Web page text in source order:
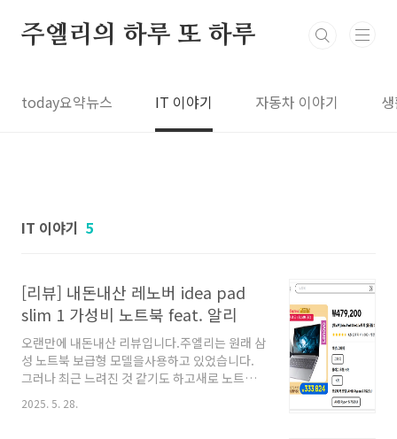
주엘리의 하루 또 하루
today요약뉴스 IT 이야기 자동차 이야기
IT 이야기 5
[리뷰] 내돈내산 레노버 idea pad
slim 1 가성비 노트북 feat. 알리
오랜만에 내돈내산 리뷰입니다.주엘리는 원래 삼
성 노트북 보급형 모델을사용하고 있었습니다.
그러나 최근 느려진 것 같기도 하고새로 노트북
장만하고 싶은 충동이 들었습니다.그중에 눈에
띄는 것은 알리 익스프레스의 레노버 노트북 판
2025. 5. 28.